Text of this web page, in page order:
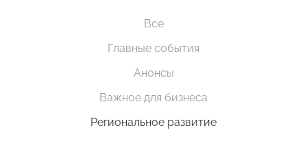
Все
Главные события
Анонсы
Важное для бизнеса
Региональное развитие